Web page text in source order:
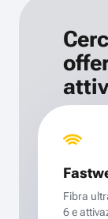
Fibra
6 e